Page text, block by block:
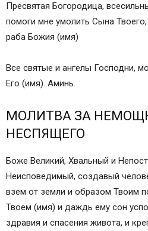
Пресвятая Богородица,
помоги мне умолить Сына
раба Божия (имя)
Все святые и ангелы Господни,
Его (имя). Аминь.
МОЛИТВА ЗА
НЕСПЯЩЕГО
Боже Великий, Хвальный и
Неисповедимый, создавый
взем от земли и образом Твоим
Твоем (имя) и даждь ему сон
здравия и спасения живота, и